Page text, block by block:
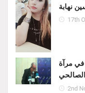
نهابة
17th
في مرآة
2nd